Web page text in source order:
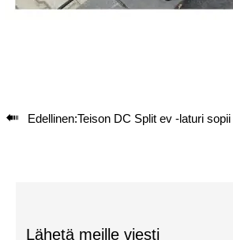
 Edellinen:Teison DC Split ev -laturi
Lähetä meille viesti